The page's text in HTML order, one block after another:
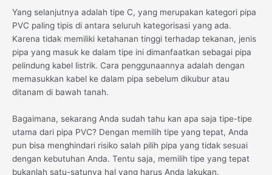
Yang selanjutnya adalah tipe C, yang merupakan kategori pipa
PVC paling tipis di antara seluruh kategorisasi yang ada.
Karena tidak memiliki ketahanan tinggi terhadap tekanan, jenis
pipa yang masuk ke dalam tipe ini dimanfaatkan sebagai pipa
pelindung kabel listrik. Cara penggunaannya adalah dengan
memasukkan kabel ke dalam pipa sebelum dikubur atau
ditanam di bawah tanah.
Bagaimana, sekarang Anda sudah tahu kan apa saja tipe-tipe
utama dari pipa PVC? Dengan memilih tipe yang tepat, Anda
pun bisa menghindari risiko salah pilih pipa yang tidak sesuai
dengan kebutuhan Anda. Tentu saja, memilih tipe yang tepat
bukanlah satu-satunya hal yang harus Anda lakukan.